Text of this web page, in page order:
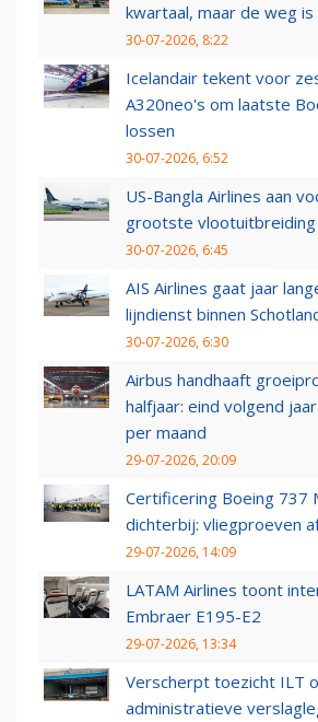
kwartaal, maar de weg is
30-07-2026, 8:22
Icelandair tekent voor
A320neo's om laatste
lossen
30-07-2026, 6:52
US-Bangla Airlines aan
grootste
30-07-2026, 6:45
AIS Airlines gaat jaar
lijndienst binnen
30-07-2026, 6:30
Airbus handhaaft
halfjaar: eind volgend
per maand
29-07-2026, 20:09
Certificering Boeing 737
dichterbij: vliegproeven
29-07-2026, 14:09
LATAM Airlines toont
Embraer E195-E2
29-07-2026, 13:34
Verscherpt toezicht ILT
administratieve